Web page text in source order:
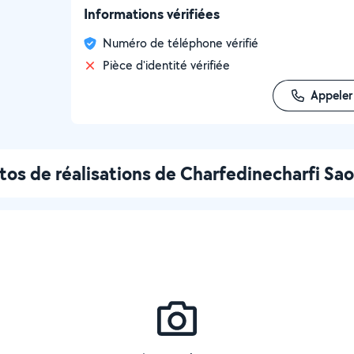
Informations vérifiées
Numéro de téléphone vérifié
Pièce d'identité vérifiée
Appeler
de réalisations de Charfedinecharfi